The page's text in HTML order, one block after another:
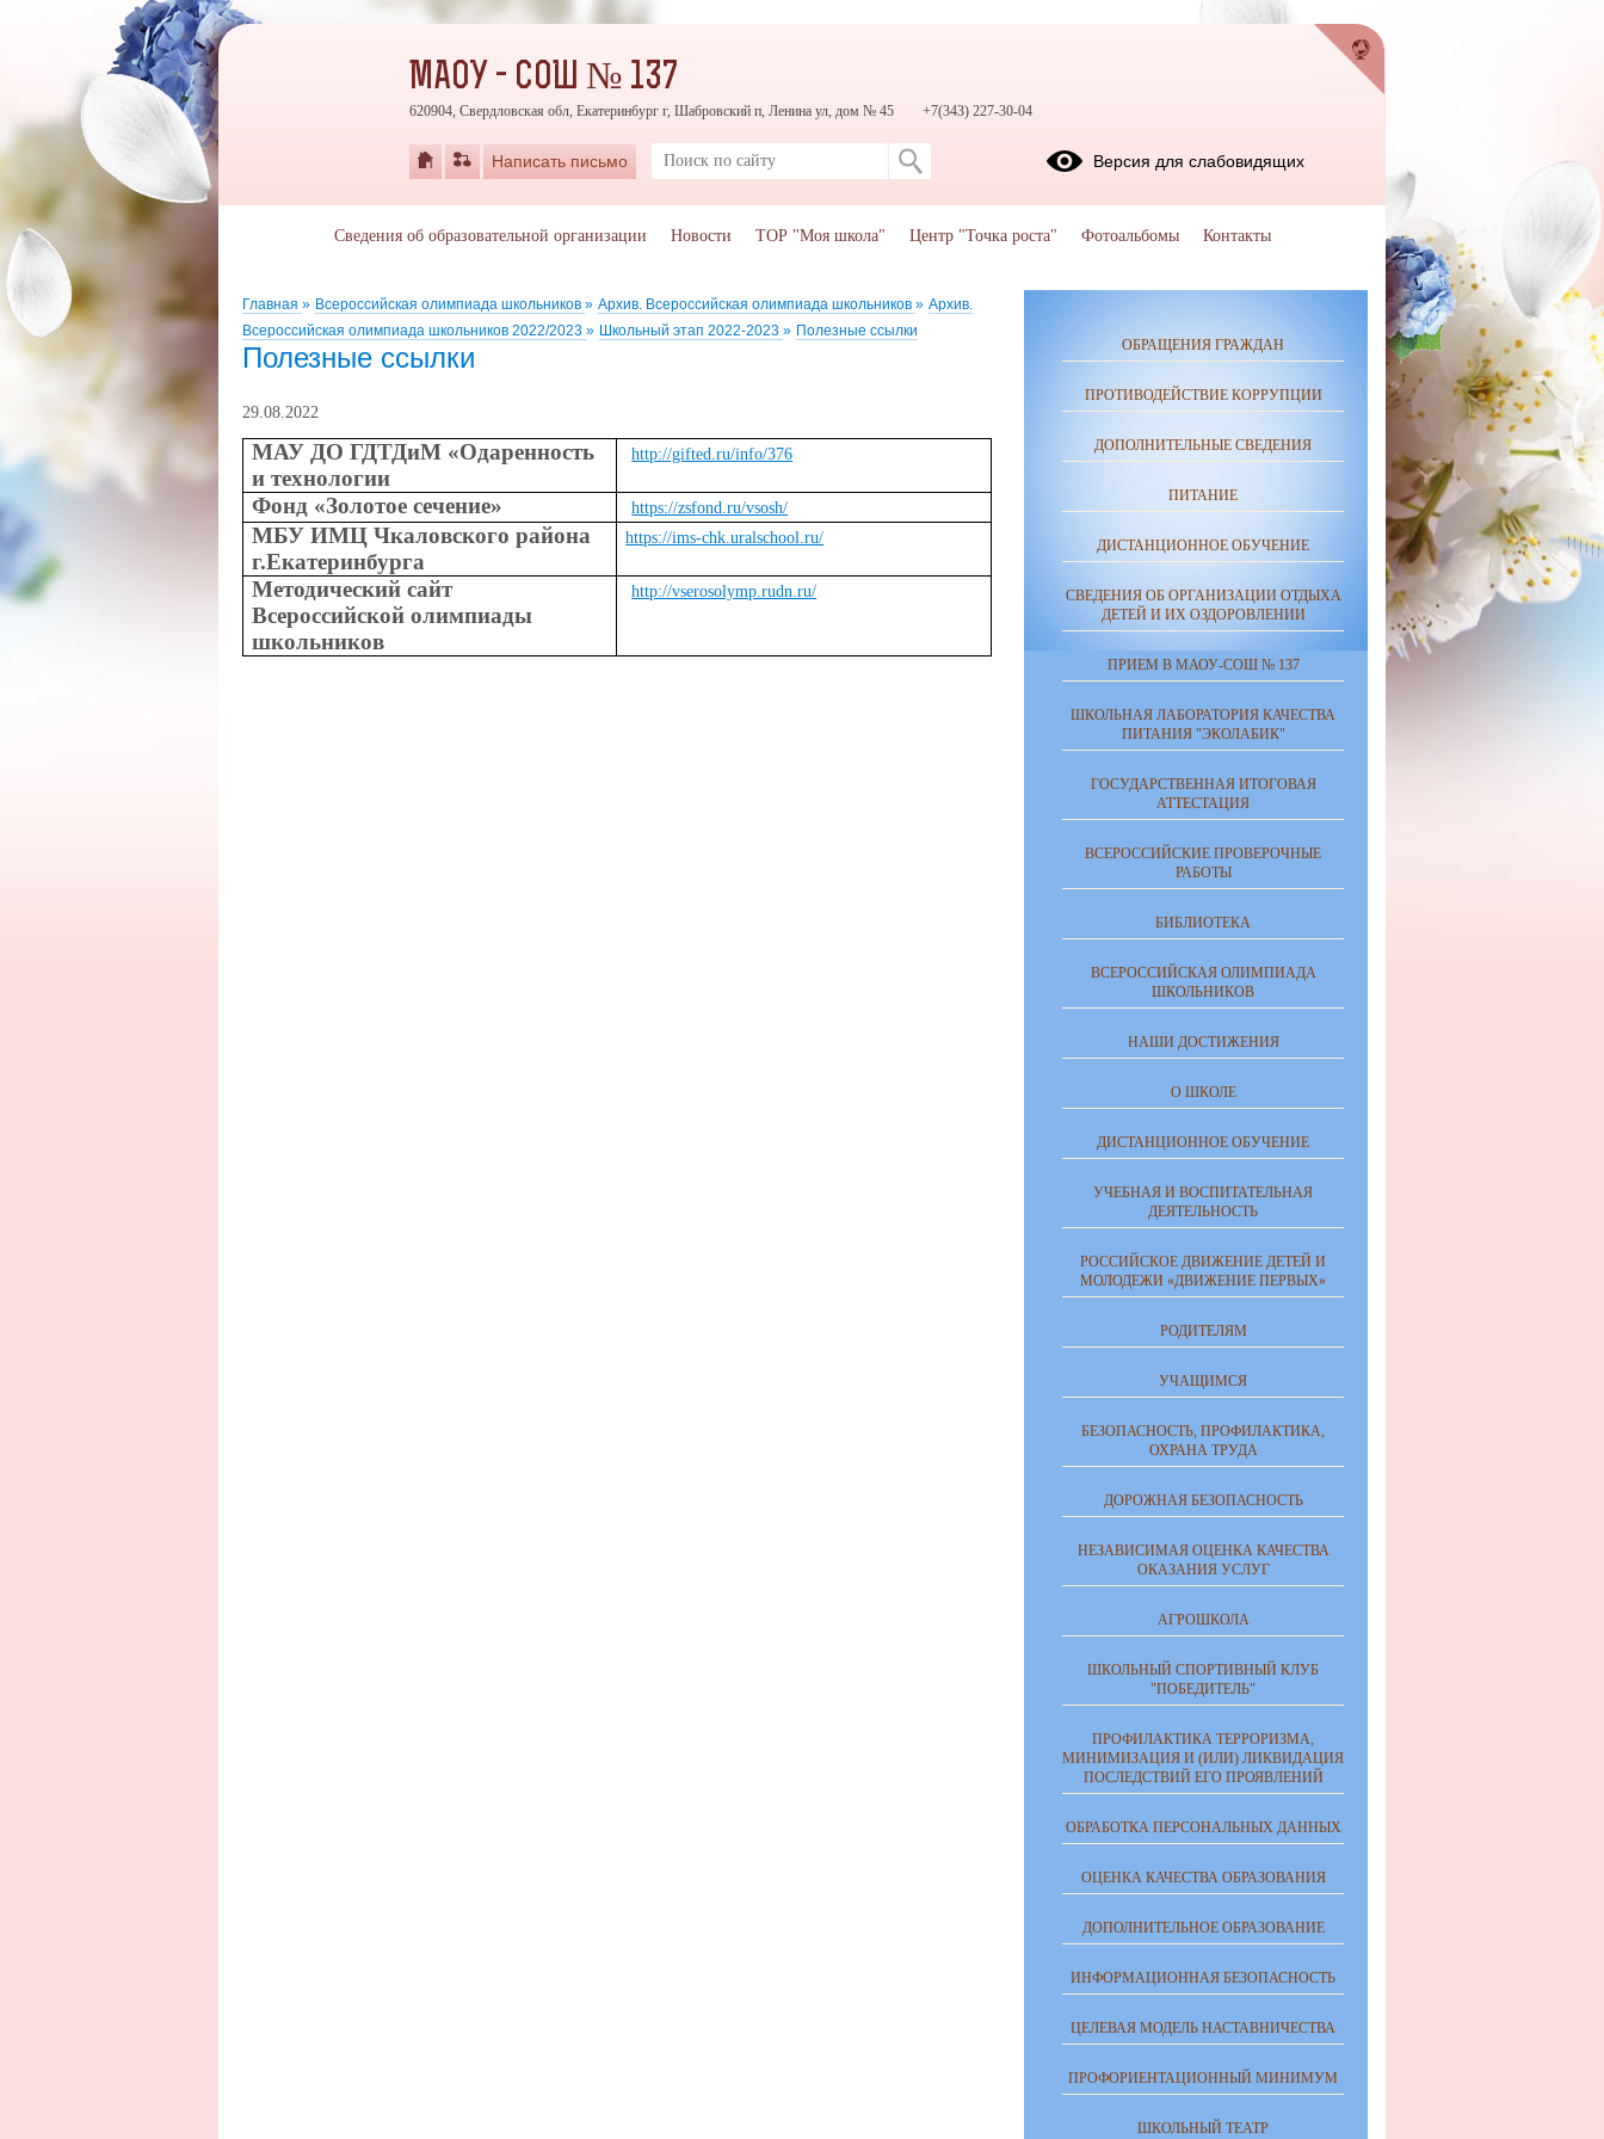
Главная » Всероссийская олимпиада школьников » Архив. Всероссийская олимпиада школьников » Архив.
Всероссийская олимпиада школьников 2022/2023 » Школьный этап 2022-2023 » Полезные ссылки
Полезные ссылки
29.08.2022
МАУ ДО ГДТДиМ «Одаренность
и технологии
http://gifted.ru/info/376
Фонд «Золотое сечение» https://zsfond.ru/vsosh/
МБУ ИМЦ Чкаловского района
г.Екатеринбурга
https://ims-chk.uralschool.ru/
Методический сайт
Всероссийской олимпиады
школьников
http://vserosolymp.rudn.ru/
ОБРАЩЕНИЯ ГРАЖДАН
ПРОТИВОДЕЙСТВИЕ КОРРУПЦИИ
ДОПОЛНИТЕЛЬНЫЕ СВЕДЕНИЯ
ПИТАНИЕ
ДИСТАНЦИОННОЕ ОБУЧЕНИЕ
СВЕДЕНИЯ ОБ ОРГАНИЗАЦИИ ОТДЫХА
ДЕТЕЙ И ИХ ОЗДОРОВЛЕНИИ
ПРИЕМ В МАОУ-СОШ № 137
ШКОЛЬНАЯ ЛАБОРАТОРИЯ КАЧЕСТВА
ПИТАНИЯ "ЭКОЛАБИК"
ГОСУДАРСТВЕННАЯ ИТОГОВАЯ
АТТЕСТАЦИЯ
ВСЕРОССИЙСКИЕ ПРОВЕРОЧНЫЕ
РАБОТЫ
БИБЛИОТЕКА
ВСЕРОССИЙСКАЯ ОЛИМПИАДА
ШКОЛЬНИКОВ
НАШИ ДОСТИЖЕНИЯ
О ШКОЛЕ
ДИСТАНЦИОННОЕ ОБУЧЕНИЕ
УЧЕБНАЯ И ВОСПИТАТЕЛЬНАЯ
ДЕЯТЕЛЬНОСТЬ
РОССИЙСКОЕ ДВИЖЕНИЕ ДЕТЕЙ И
МОЛОДЕЖИ «ДВИЖЕНИЕ ПЕРВЫХ»
РОДИТЕЛЯМ
УЧАЩИМСЯ
БЕЗОПАСНОСТЬ, ПРОФИЛАКТИКА,
ОХРАНА ТРУДА
ДОРОЖНАЯ БЕЗОПАСНОСТЬ
НЕЗАВИСИМАЯ ОЦЕНКА КАЧЕСТВА
ОКАЗАНИЯ УСЛУГ
АГРОШКОЛА
ШКОЛЬНЫЙ СПОРТИВНЫЙ КЛУБ
"ПОБЕДИТЕЛЬ"
ПРОФИЛАКТИКА ТЕРРОРИЗМА,
МИНИМИЗАЦИЯ И (ИЛИ) ЛИКВИДАЦИЯ
ПОСЛЕДСТВИЙ ЕГО ПРОЯВЛЕНИЙ
ОБРАБОТКА ПЕРСОНАЛЬНЫХ ДАННЫХ
ОЦЕНКА КАЧЕСТВА ОБРАЗОВАНИЯ
ДОПОЛНИТЕЛЬНОЕ ОБРАЗОВАНИЕ
ИНФОРМАЦИОННАЯ БЕЗОПАСНОСТЬ
ЦЕЛЕВАЯ МОДЕЛЬ НАСТАВНИЧЕСТВА
ПРОФОРИЕНТАЦИОННЫЙ МИНИМУМ
ШКОЛЬНЫЙ ТЕАТР
МАОУ - СОШ № 137
620904, Свердловская обл, Екатеринбург г, Шабровский п, Ленина ул, дом № 45 +7(343) 227-30-04
Написать письмо Версия для слабовидящих
Сведения об образовательной организации Новости ТОР "Моя школа" Центр "Точка роста" Фотоальбомы Контакты